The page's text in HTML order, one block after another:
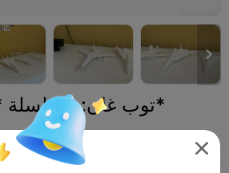

توب غان: السلسلة *الحزمة الكاملة*
